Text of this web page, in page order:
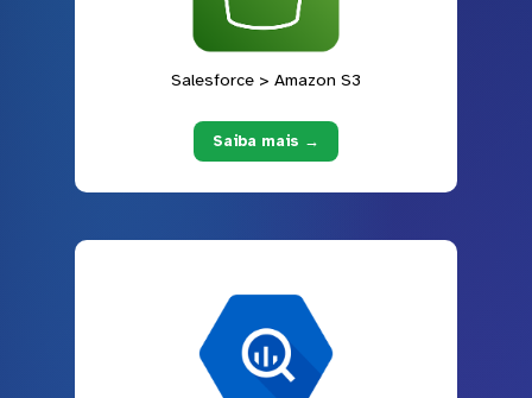
Salesforce > Amazon S3
Saiba mais →